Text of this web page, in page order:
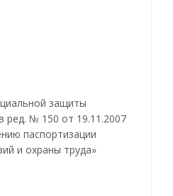
защиты
ред. № 150 от 19.11.2007
паспортизации
и охраны труда»